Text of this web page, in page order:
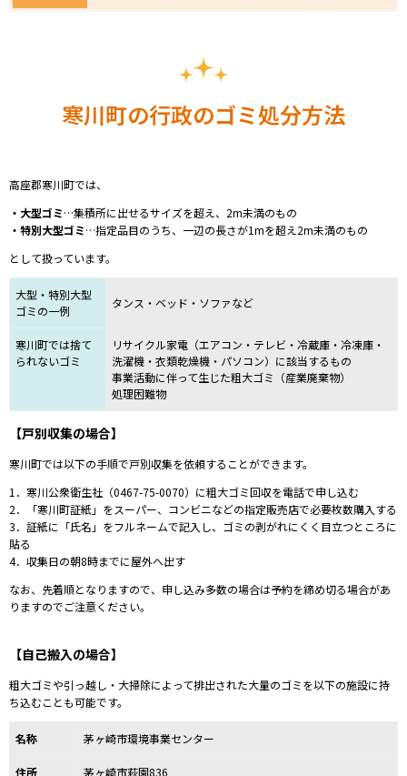
寒川町の行政のゴミ処分方法
高座郡寒川町では、
・大型ゴミ…集積所に出せるサイズを超え、2m未満のもの
・特別大型ゴミ…指定品目のうち、一辺の長さが1mを超え2m未満のもの
として扱っています。
大型・特別大型
ゴミの一例
タンス・ベッド・ソファなど
寒川町では捨て
られないゴミ
リサイクル家電（エアコン・テレビ・冷蔵庫・冷凍庫・
洗濯機・衣類乾燥機・パソコン）に該当するもの
事業活動に伴って生じた粗大ゴミ（産業廃棄物）
処理困難物
【戸別収集の場合】
寒川町では以下の手順で戸別収集を依頼することができます。
1．寒川公衆衛生社（0467-75-0070）に粗大ゴミ回収を電話で申し込む
2．「寒川町証紙」をスーパー、コンビニなどの指定販売店で必要枚数購入する
3．証紙に「氏名」をフルネームで記入し、
ゴミの剥がれにくく目立つところに
貼る
4．収集日の朝8時までに屋外へ出す
なお、先着順となりますので、申し込み多数の場合は予約を締め切る場合があ
りますのでご注意ください。
【自己搬入の場合】
粗大ゴミや引っ越し・大掃除によって排出された大量のゴミを以下の施設に持
ち込むことも可能です。
名称 茅ヶ崎市環境事業センター
住所 茅ヶ崎市萩園836